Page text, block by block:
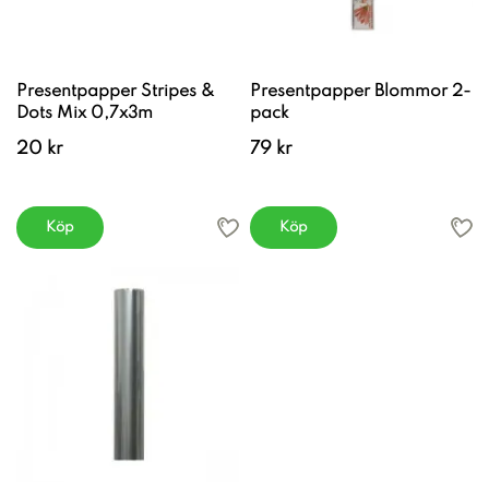
Presentpapper Stripes &
Dots Mix 0,7x3m
20 kr
Köp
Presentpapper Blommor 2-
pack
79 kr
Köp